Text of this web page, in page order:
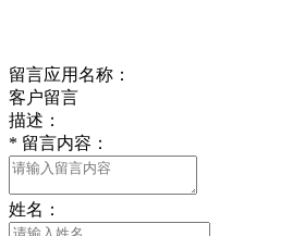
留言应用名称：
客户留言
描述：
* 留言内容：
姓名：